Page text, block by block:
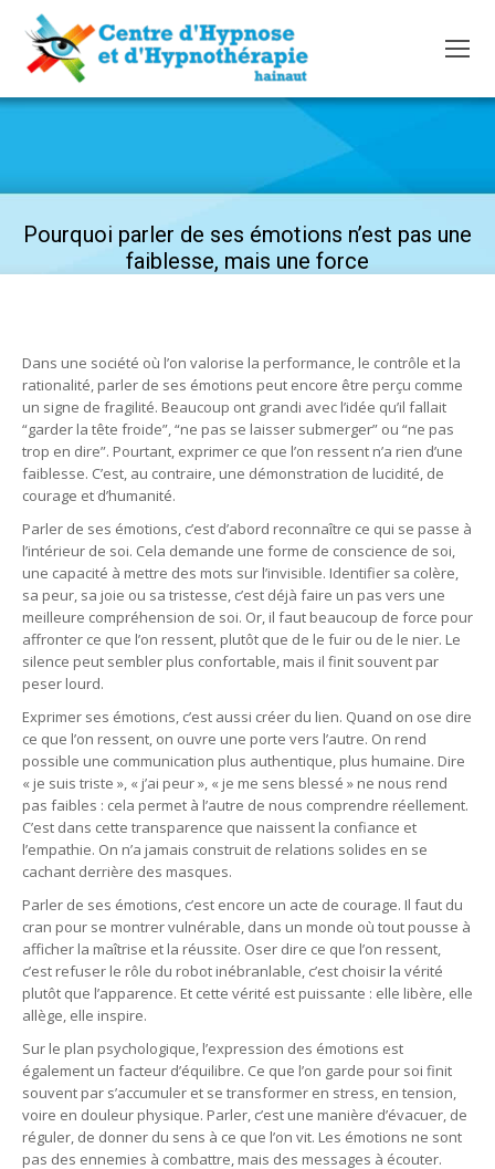
Pourquoi parler de ses émotions n’est pas une
faiblesse, mais une force
Dans une société où l’on valorise la performance, le contrôle et la
rationalité, parler de ses émotions peut encore être perçu comme
un signe de fragilité. Beaucoup ont grandi avec l’idée qu’il fallait
“garder la tête froide”, “ne pas se laisser submerger” ou “ne pas
trop en dire”. Pourtant, exprimer ce que l’on ressent n’a rien d’une
faiblesse. C’est, au contraire, une démonstration de lucidité, de
courage et d’humanité.
Parler de ses émotions, c’est d’abord reconnaître ce qui se passe à
l’intérieur de soi. Cela demande une forme de conscience de soi,
une capacité à mettre des mots sur l’invisible. Identifier sa colère,
sa peur, sa joie ou sa tristesse, c’est déjà faire un pas vers une
meilleure compréhension de soi. Or, il faut beaucoup de force pour
affronter ce que l’on ressent, plutôt que de le fuir ou de le nier. Le
silence peut sembler plus confortable, mais il finit souvent par
peser lourd.
Exprimer ses émotions, c’est aussi créer du lien. Quand on ose dire
ce que l’on ressent, on ouvre une porte vers l’autre. On rend
possible une communication plus authentique, plus humaine. Dire
« je suis triste », « j’ai peur », « je me sens blessé » ne nous rend
pas faibles : cela permet à l’autre de nous comprendre réellement.
C’est dans cette transparence que naissent la confiance et
l’empathie. On n’a jamais construit de relations solides en se
cachant derrière des masques.
Parler de ses émotions, c’est encore un acte de courage. Il faut du
cran pour se montrer vulnérable, dans un monde où tout pousse à
afficher la maîtrise et la réussite. Oser dire ce que l’on ressent,
c’est refuser le rôle du robot inébranlable, c’est choisir la vérité
plutôt que l’apparence. Et cette vérité est puissante : elle libère, elle
allège, elle inspire.
Sur le plan psychologique, l’expression des émotions est
également un facteur d’équilibre. Ce que l’on garde pour soi finit
souvent par s’accumuler et se transformer en stress, en tension,
voire en douleur physique. Parler, c’est une manière d’évacuer, de
réguler, de donner du sens à ce que l’on vit. Les émotions ne sont
pas des ennemies à combattre, mais des messages à écouter.